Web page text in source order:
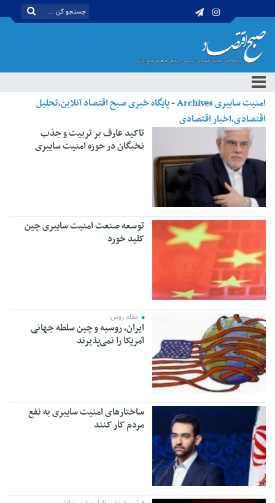
امنیت سایبری Archives - پایگاه خبری صبح اقتصاد آنلاین،تحلیل
اقتصادی،اخبار اقتصادی
تاکید عارف بر تربیت و جذب
نخبگان در حوزه امنیت سایبری
توسعه صنعت امنیت سایبری چین
کلید خورد
مقام روس:
ایران، روسیه و چین سلطه جهانی
آمریکا را نمی‌پذیرند
ساختارهای امنیت سایبری به نفع
مردم کار کنند